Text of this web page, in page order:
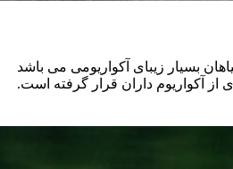
بسیار زیبای آکواریومی می باشد
از آکواریوم داران قرار گرفته است.